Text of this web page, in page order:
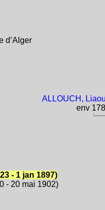
d’Alger
ALLOUCH,
env
- 1 jan 1897)
- 20 mai 1902)